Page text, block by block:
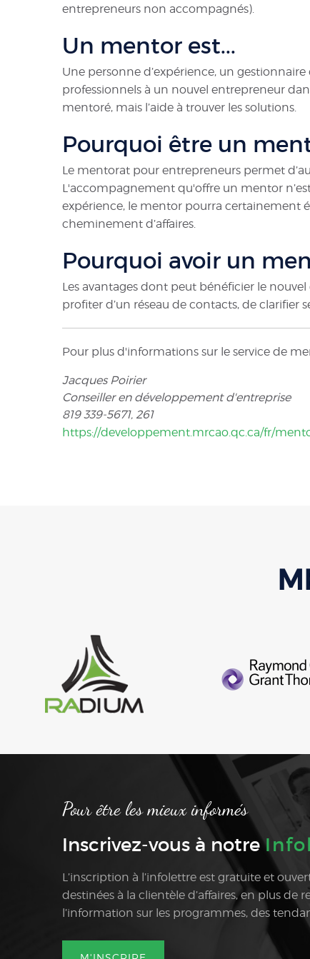
entrepreneurs non accompagnés).
Un mentor est...
Une personne d’expérience, un
professionnels à un nouvel entrepreneur
mentoré, mais l’aide à trouver les solutions.
Pourquoi être un
Le mentorat pour entrepreneurs permet
L'accompagnement qu'offre un mentor
expérience, le mentor pourra certainement
cheminement d’affaires.
Pourquoi avoir un
Les avantages dont peut bénéficier le
profiter d’un réseau de contacts, de clarifier
Pour plus d'informations sur le service de
Jacques Poirier
Conseiller en développement d'entreprise
819 339-5671, 261
https://developpement.mrcao.qc.ca/fr/
Pour être les mieux informés
Inscrivez-vous à notre
L’inscription à l’infolettre est gratuite et
destinées à la clientèle d’affaires, en plus de
l’information sur les programmes, des